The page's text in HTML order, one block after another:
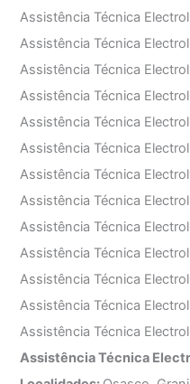
Assistência Técnica
Assistência Técnica
Assistência Técnica
Assistência Técnica
Assistência Técnica
Assistência Técnica
Assistência Técnica
Assistência Técnica
Assistência Técnica
Assistência Técnica
Assistência Técnica
Assistência Técnica
Assistência Técnica
Assistência Técnica